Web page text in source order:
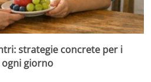
strategie concrete per i
giorno